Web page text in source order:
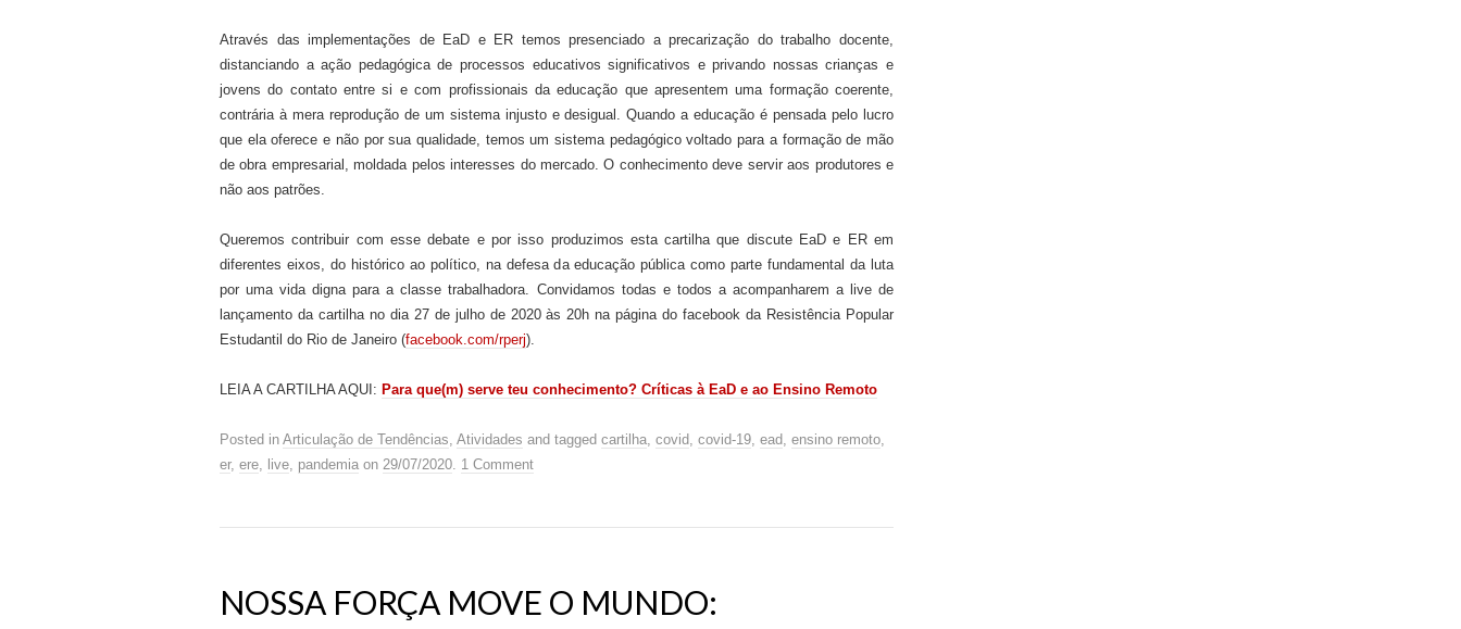
Através das implementações de EaD e ER temos presenciado a precarização do trabalho docente,
distanciando a ação pedagógica de processos educativos significativos eprivando nossas crianças e
jovens do contato entre si e com profissionais da educação que apresentem uma formação coerente
contrária à merareprodução deum sistema injusto e desigual.
Quando a educação é pensada pelo lucro
que ela oferece e não por sua qualidade, temos um sistema pedagógico voltado para a formação de mão
de obra empresarial, moldada pelos interesses do mercado. O conhecimento deve servir aos produtores e
não aos patrões.
Queremos contribuir com essedebate e por isso produzimos estacartilhaque discuteEaD e ER em
diferentes eixos, dohistórico aopolítico, na defesa daeducação pública como partefundamentalda luta
por uma vida digna paraa classe trabalhadora
Convidamos todas e todos a acompanharem a live de
lançamento da cartilha no dia 27 de julho de 2020 às 20h na página do facebook da Resistência Popular
Estudantil do Rio de Janeiro (facebook.com/rperj).
LEIA A CARTILHA AQUI: Para que(m) serve teu conhecimento? Críticas à EaD e ao Ensino Remoto
Posted in Articulação de Tendências Atividades and tagged cartilha covid covid-19 ead ensino remoto
er, ere live pandemia on 29/07/2020 1 Comment
NOSSA FORÇA MOVE O MUNDO: